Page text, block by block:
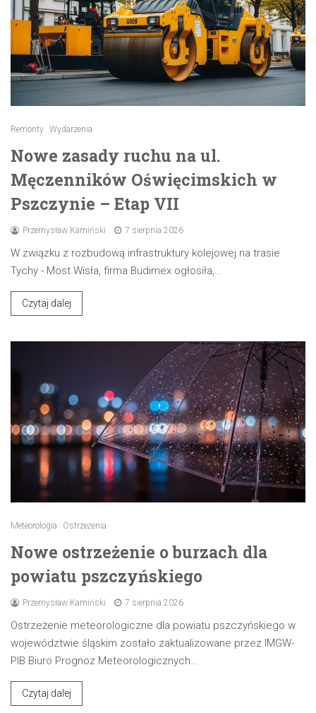
Remonty Wydarzenia
Nowe zasady ruchu na ul.
Męczenników Oświęcimskich w
Pszczynie – Etap VII
Przemysław Kamiński 7 sierpnia 2026
W związku z rozbudową infrastruktury kolejowej na trasie
Tychy - Most Wisła, firma Budimex ogłosiła,…
Czytaj dalej
Meteorologia Ostrzeżenia
Nowe ostrzeżenie o burzach dla
powiatu pszczyńskiego
Przemysław Kamiński 7 sierpnia 2026
Ostrzeżenie meteorologiczne dla powiatu pszczyńskiego w
województwie śląskim zostało zaktualizowane przez IMGW-
PIB Biuro Prognoz Meteorologicznych…
Czytaj dalej